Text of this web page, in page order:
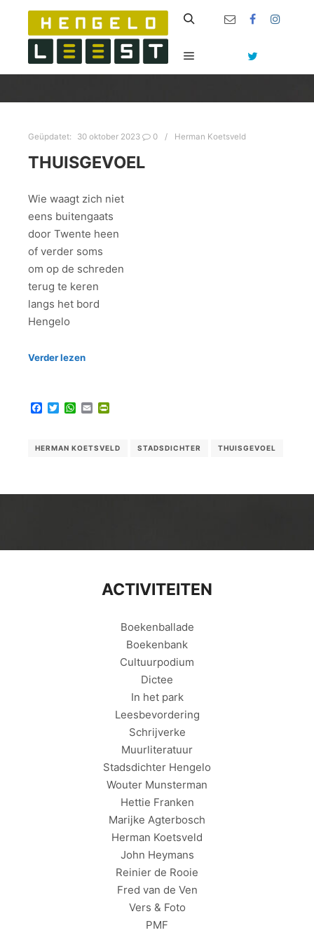
Hoofdmenu
Geüpdatet: 30 oktober 2023 0 Herman Koetsveld
THUISGEVOEL
Wie waagt zich niet
eens buitengaats
door Twente heen
of verder soms
om op de schreden
terug te keren
langs het bord
Hengelo
Verder lezen
Facebook
TwitterWhatsApp
Email
HERMAN KOETSVELD STADSDICHTER THUISGEVOEL
ACTIVITEITEN
Boekenballade
Boekenbank
Cultuurpodium
Dictee
In het park
Leesbevordering
Schrijverke
Muurliteratuur
Stadsdichter Hengelo
Wouter Munsterman
Hettie Franken
Marijke Agterbosch
Herman Koetsveld
John Heymans
Reinier de Rooie
Fred van de Ven
Vers & Foto
PMF